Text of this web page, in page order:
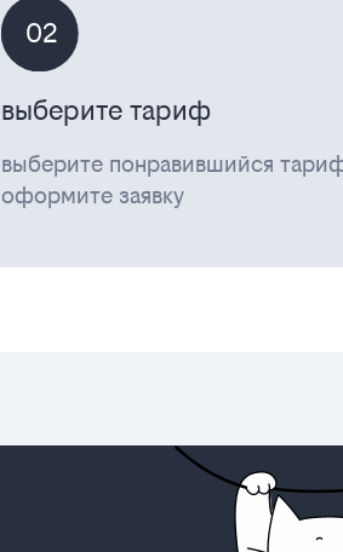
02
выберите тариф
выберите понравившийся
оформите заявку